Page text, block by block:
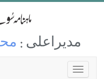
مدیراعلی :